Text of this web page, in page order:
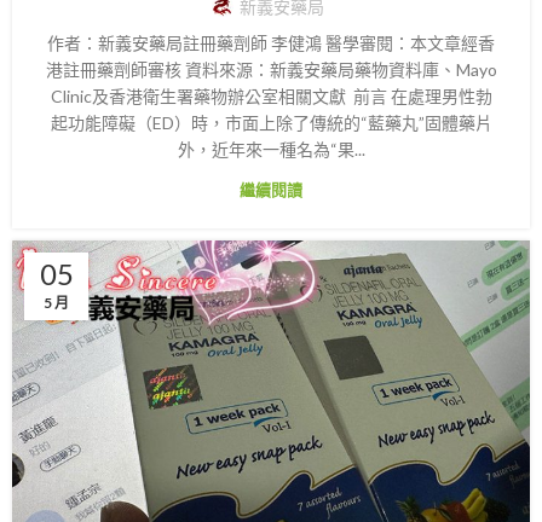
新義安藥局
作者：新義安藥局註冊藥劑師 李健鴻 醫學審閱：本文章經香
港註冊藥劑師審核 資料來源：新義安藥局藥物資料庫、Mayo
Clinic及香港衛生署藥物辦公室相關文獻 前言 在處理男性勃
起功能障礙（ED）時，市面上除了傳統的“藍藥丸”固體藥片
外，近年來一種名為“果...
繼續閱讀
05
5 月